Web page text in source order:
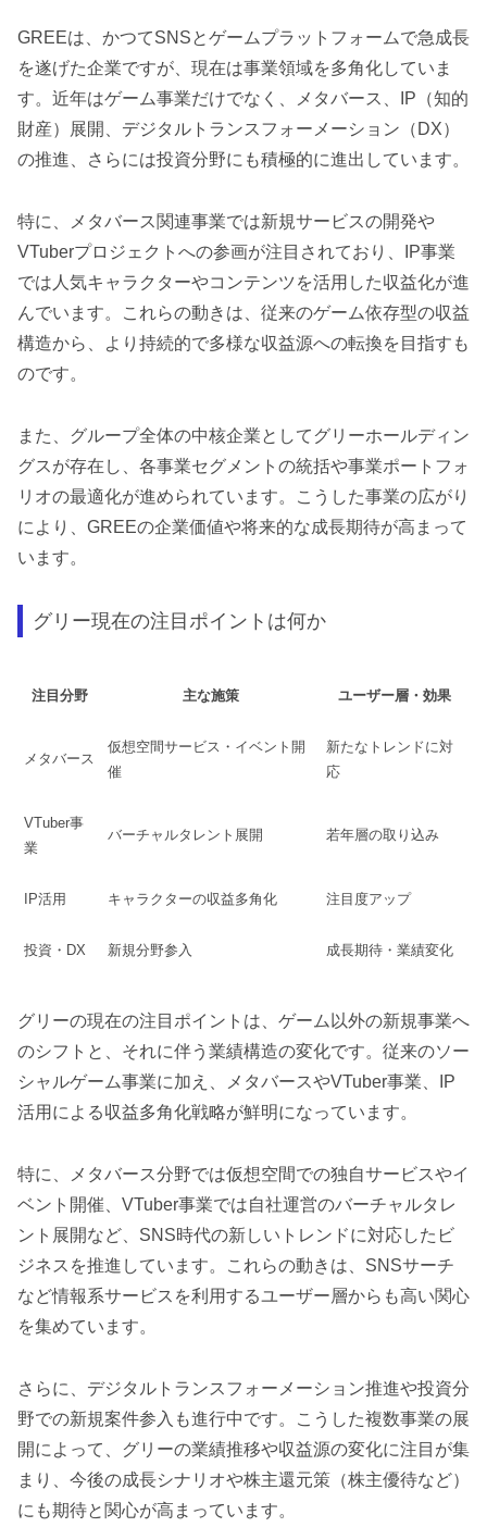
GREEは、かつてSNSとゲームプラットフォームで急成長
を遂げた企業ですが、現在は事業領域を多角化していま
す。近年はゲーム事業だけでなく、メタバース、IP（知的
財産）展開、デジタルトランスフォーメーション（DX）
の推進、さらには投資分野にも積極的に進出しています。
特に、メタバース関連事業では新規サービスの開発や
VTuberプロジェクトへの参画が注目されており、IP事業
では人気キャラクターやコンテンツを活用した収益化が進
んでいます。これらの動きは、従来のゲーム依存型の収益
構造から、より持続的で多様な収益源への転換を目指すも
のです。
また、グループ全体の中核企業としてグリーホールディン
グスが存在し、各事業セグメントの統括や事業ポートフォ
リオの最適化が進められています。こうした事業の広がり
により、GREEの企業価値や将来的な成長期待が高まって
います。
グリー現在の注目ポイントは何か
注目分野 主な施策 ユーザー層・効果
メタバース
仮想空間サービス・イベント開
催
新たなトレンドに対
応
VTuber事
業
バーチャルタレント展開 若年層の取り込み
IP活用 キャラクターの収益多角化 注目度アップ
投資・DX 新規分野参入 成長期待・業績変化
グリーの現在の注目ポイントは、ゲーム以外の新規事業へ
のシフトと、それに伴う業績構造の変化です。従来のソー
シャルゲーム事業に加え、メタバースやVTuber事業、IP
活用による収益多角化戦略が鮮明になっています。
特に、メタバース分野では仮想空間での独自サービスやイ
ベント開催、VTuber事業では自社運営のバーチャルタレ
ント展開など、SNS時代の新しいトレンドに対応したビ
ジネスを推進しています。これらの動きは、SNSサーチ
など情報系サービスを利用するユーザー層からも高い関心
を集めています。
さらに、デジタルトランスフォーメーション推進や投資分
野での新規案件参入も進行中です。こうした複数事業の展
開によって、グリーの業績推移や収益源の変化に注目が集
まり、今後の成長シナリオや株主還元策（株主優待など）
にも期待と関心が高まっています。